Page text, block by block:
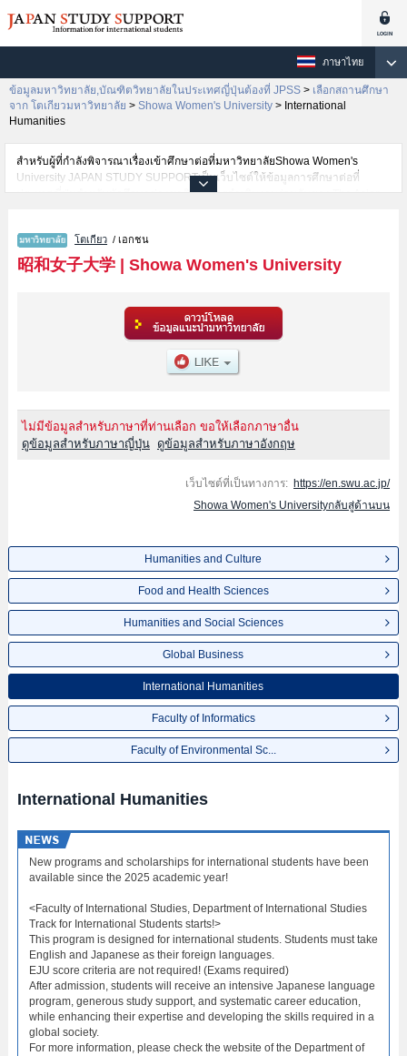
ภาษาไทย
ข้อมูลมหาวิทยาลัย,บัณฑิตวิทยาลัยในประเทศญี่ปุ่นต้องที่ JPSS > เลือกสถานศึกษา
จาก โตเกียวมหาวิทยาลัย > Showa Women's University > International
Humanities
สำหรับผู้ที่กำลังพิจารณาเรื่องเข้าศึกษาต่อที่มหาวิทยาลัยShowa Women's
University JAPAN STUDY SUPPORTเป็นเว็บไซต์ให้ข้อมูลการศึกษาต่อที่
ประเทศญี่ปุ่นสำหรับนักศึกษาต่างชาติโดยการดำเนินงานร่วมกันของ The Asian
CultureหรือคณะFood and Health SciencesหรือคณะHumanities and Social
SciencesหรือคณะGlobal BusinessหรือคณะInternational Humanitiesหรือ
คณะFaculty of InformaticsหรือคณะFaculty of Environmental Science and
Women's University กรุณาใช้เว็บไซต์นี้เพื่อการค้นหาข้อมูลตามอัธยาศัย
นอกจากนั้นยังมีข้อมูลของสถาบันการศึกษาระดับมหาวิทยาลัย,บัณฑิต
วิทยาลัย,วิทยาลัยระดับอนุปริญญา,วิทยาลัยอาชีวศึกษากว่า 1,300 แห่งที่กำลัง
โตเกียว / เอกชน
昭和女子大学| Showa Women's University
ไม่มีข้อมูลสำหรับภาษาที่ท่านเลือก ขอให้เลือกภาษาอื่น
ดูข้อมูลสำหรับภาษาญี่ปุ่น
ดูข้อมูลสำหรับภาษาอังกฤษ
เว็บไซต์ที่เป็นทางการ: https://en.swu.ac.jp/
Showa Women's Universityกลับสู่ด้านบน
Humanities and Culture
Food and Health Sciences
Humanities and Social Sciences
Global Business
International Humanities
Faculty of Informatics
Faculty of Environmental Sc...
International Humanities
New programs and scholarships for international students have been
available since the 2025 academic year!
<Faculty of International Studies, Department of International Studies
Track for International Students starts!>
This program is designed for international students. Students must take
English and Japanese as their foreign languages.
EJU score criteria are not required! (Exams required)
After admission, students will receive an intensive Japanese language
program, generous study support, and systematic career education,
while enhancing their expertise and developing the skills required in a
global society.
For more information, please check the website of the Department of